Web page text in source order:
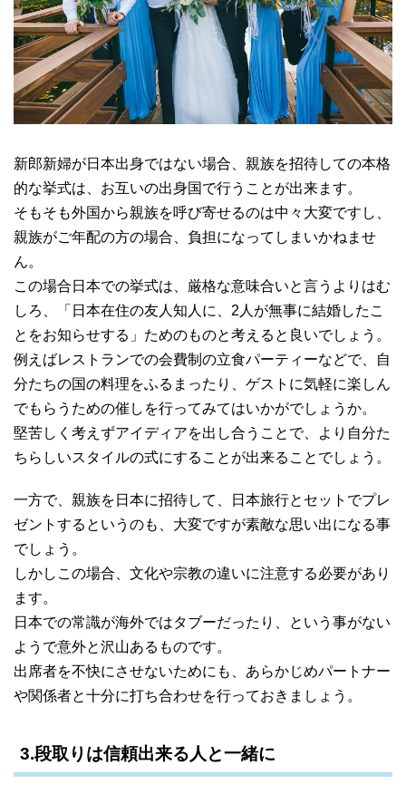
新郎新婦が日本出身ではない場合、親族を招待しての本格
的な挙式は、お互いの出身国で行うことが出来ます。
そもそも外国から親族を呼び寄せるのは中々大変ですし、
親族がご年配の方の場合、負担になってしまいかねませ
ん。
この場合日本での挙式は、厳格な意味合いと言うよりはむ
しろ、「日本在住の友人知人に、2人が無事に結婚したこ
とをお知らせする」ためのものと考えると良いでしょう。
例えばレストランでの会費制の立食パーティーなどで、自
分たちの国の料理をふるまったり、ゲストに気軽に楽しん
でもらうための催しを行ってみてはいかがでしょうか。
堅苦しく考えずアイディアを出し合うことで、より自分た
ちらしいスタイルの式にすることが出来ることでしょう。
一方で、親族を日本に招待して、日本旅行とセットでプレ
ゼントするというのも、大変ですが素敵な思い出になる事
でしょう。
しかしこの場合、文化や宗教の違いに注意する必要があり
ます。
日本での常識が海外ではタブーだったり、という事がない
ようで意外と沢山あるものです。
出席者を不快にさせないためにも、あらかじめパートナー
や関係者と十分に打ち合わせを行っておきましょう。
3.段取りは信頼出来る人と一緒に